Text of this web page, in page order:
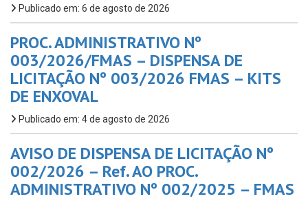
Publicado em: 6 de agosto de 2026
PROC. ADMINISTRATIVO Nº
003/2026/FMAS – DISPENSA DE
LICITAÇÃO Nº 003/2026 FMAS – KITS
DE ENXOVAL
Publicado em: 4 de agosto de 2026
AVISO DE DISPENSA DE LICITAÇÃO Nº
002/2026 – Ref. AO PROC.
ADMINISTRATIVO Nº 002/2025 – FMAS